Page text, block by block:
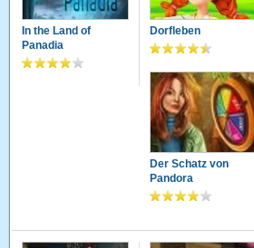
In the Land of
Panadia
Dorfleben
Der Schatz von
Pandora